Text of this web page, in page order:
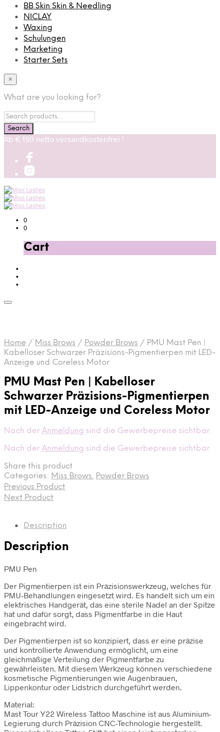
BB Skin Skin & Needling
NICLAY
Waxing
Schulungen
Marketing
Starter Sets
×
What are you looking for?
Ab € 150 netto versandkostenfrei !
0
0
Cart
Home / Miss Brows / Powder Brows / PMU Mast Pen |
Kabelloser Schwarzer Präzisions-Pigmentierpen mit LED-
Anzeige und Coreless Motor
PMU Mast Pen | Kabelloser
Schwarzer Präzisions-Pigmentierpen
mit LED-Anzeige und Coreless Motor
Nach der Anmeldung sind die Gewerbepreise sichtbar.
Nach der Anmeldung sind die Gewerbepreise sichtbar.
Share this product
Categories: Miss Brows, Powder Brows
Previous Product
Next Product
Description
Description
PMU Pen
Der Pigmentierpen ist ein Präzisionswerkzeug, welches für
PMU-Behandlungen eingesetzt wird. Es handelt sich um ein
elektrisches Handgerät, das eine sterile Nadel an der Spitze
hat und dafür sorgt, dass Pigmentfarbe in die Haut
eingebracht wird.
Der Pigmentierpen ist so konzipiert, dass er eine präzise
und kontrollierte Anwendung ermöglicht, um eine
gleichmäßige Verteilung der Pigmentfarbe zu
gewährleisten. Mit diesem Werkzeug können verschiedene
kosmetische Pigmentierungen wie Augenbrauen,
Lippenkontur oder Lidstrich durchgeführt werden.
Material:
Mast Tour Y22 Wireless Tattoo Maschine ist aus Aluminium-
Legierung durch Präzision CNC-Technologie hergestellt.